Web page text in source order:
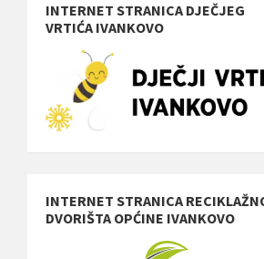
INTERNET STRANICA DJEČJEG
VRTIĆA IVANKOVO
INTERNET STRANICA
DVORIŠTA OPĆINE IVANKOVO